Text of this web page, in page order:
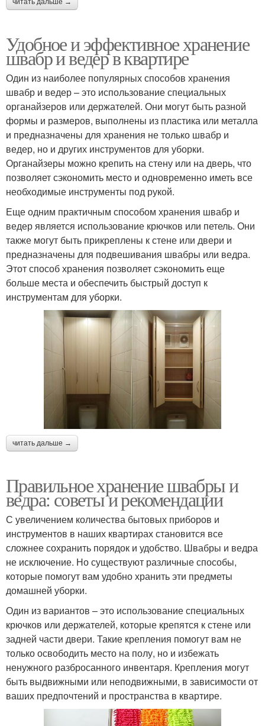
читать дальше →
Удобное и эффективное хранение
швабр и ведер в квартире
Один из наиболее популярных способов хранения
швабр и ведер – это использование специальных
органайзеров или держателей. Они могут быть разной
формы и размеров, выполнены из пластика или металла
и предназначены для хранения не только швабр и
ведер, но и других инструментов для уборки.
Органайзеры можно крепить на стену или на дверь, что
позволяет сэкономить место и одновременно иметь все
необходимые инструменты под рукой.
Еще одним практичным способом хранения швабр и
ведер является использование крючков или петель. Они
также могут быть прикреплены к стене или двери и
предназначены для подвешивания швабры или ведра.
Этот способ хранения позволяет сэкономить еще
больше места и обеспечить быстрый доступ к
инструментам для уборки.
читать дальше →
Правильное хранение швабры и
ведра: советы и рекомендации
С увеличением количества бытовых приборов и
инструментов в наших квартирах становится все
сложнее сохранить порядок и удобство. Швабры и ведра
не исключение. Но существуют различные способы,
которые помогут вам удобно хранить эти предметы
домашней уборки.
Один из вариантов – это использование специальных
крючков или держателей, которые крепятся к стене или
задней части двери. Такие крепления помогут вам не
только освободить место на полу, но и избежать
ненужного разбросанного инвентаря. Крепления могут
быть выдвижными или неподвижными, в зависимости от
ваших предпочтений и пространства в квартире.